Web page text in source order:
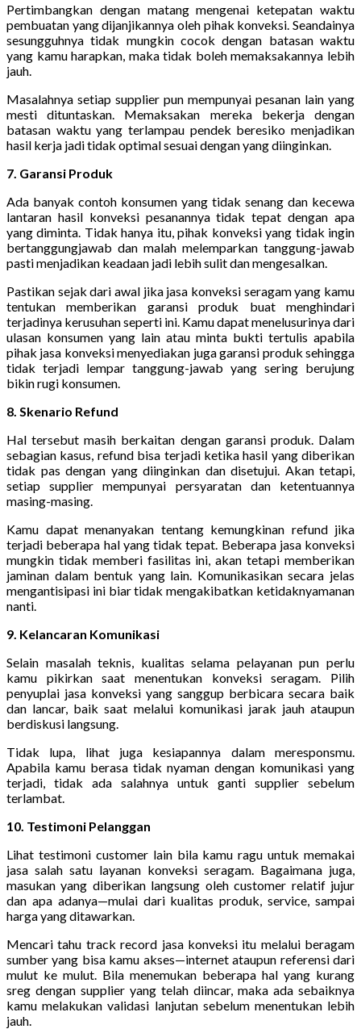
Pertimbangkan dengan matang mengenai ketepatan waktu
pembuatan yang dijanjikannya oleh pihak konveksi. Seandainya
sesungguhnya tidak mungkin cocok dengan batasan waktu
yang kamu harapkan, maka tidak boleh memaksakannya lebih
jauh.
Masalahnya setiap supplier pun mempunyai pesanan lain yang
mesti dituntaskan. Memaksakan mereka bekerja dengan
batasan waktu yang terlampau pendek beresiko menjadikan
hasil kerja jadi tidak optimal sesuai dengan yang diinginkan.
7. Garansi Produk
Ada banyak contoh konsumen yang tidak senang dan kecewa
lantaran hasil konveksi pesanannya tidak tepat dengan apa
yang diminta. Tidak hanya itu, pihak konveksi yang tidak ingin
bertanggungjawab dan malah melemparkan tanggung-jawab
pasti menjadikan keadaan jadi lebih sulit dan mengesalkan.
Pastikan sejak dari awal jika jasa konveksi seragam yang kamu
tentukan memberikan garansi produk buat menghindari
terjadinya kerusuhan seperti ini. Kamu dapat menelusurinya dari
ulasan konsumen yang lain atau minta bukti tertulis apabila
pihak jasa konveksi menyediakan juga garansi produk sehingga
tidak terjadi lempar tanggung-jawab yang sering berujung
bikin rugi konsumen.
8. Skenario Refund
Hal tersebut masih berkaitan dengan garansi produk. Dalam
sebagian kasus, refund bisa terjadi ketika hasil yang diberikan
tidak pas dengan yang diinginkan dan disetujui. Akan tetapi,
setiap supplier mempunyai persyaratan dan ketentuannya
masing-masing.
Kamu dapat menanyakan tentang kemungkinan refund jika
terjadi beberapa hal yang tidak tepat. Beberapa jasa konveksi
mungkin tidak memberi fasilitas ini, akan tetapi memberikan
jaminan dalam bentuk yang lain. Komunikasikan secara jelas
mengantisipasi ini biar tidak mengakibatkan ketidaknyamanan
nanti.
9. Kelancaran Komunikasi
Selain masalah teknis, kualitas selama pelayanan pun perlu
kamu pikirkan saat menentukan konveksi seragam. Pilih
penyuplai jasa konveksi yang sanggup berbicara secara baik
dan lancar, baik saat melalui komunikasi jarak jauh ataupun
berdiskusi langsung.
Tidak lupa, lihat juga kesiapannya dalam meresponsmu.
Apabila kamu berasa tidak nyaman dengan komunikasi yang
terjadi, tidak ada salahnya untuk ganti supplier sebelum
terlambat.
10. Testimoni Pelanggan
Lihat testimoni customer lain bila kamu ragu untuk memakai
jasa salah satu layanan konveksi seragam. Bagaimana juga,
masukan yang diberikan langsung oleh customer relatif jujur
dan apa adanya—mulai dari kualitas produk, service, sampai
harga yang ditawarkan.
Mencari tahu track record jasa konveksi itu melalui beragam
sumber yang bisa kamu akses—internet ataupun referensi dari
mulut ke mulut. Bila menemukan beberapa hal yang kurang
sreg dengan supplier yang telah diincar, maka ada sebaiknya
kamu melakukan validasi lanjutan sebelum menentukan lebih
jauh.